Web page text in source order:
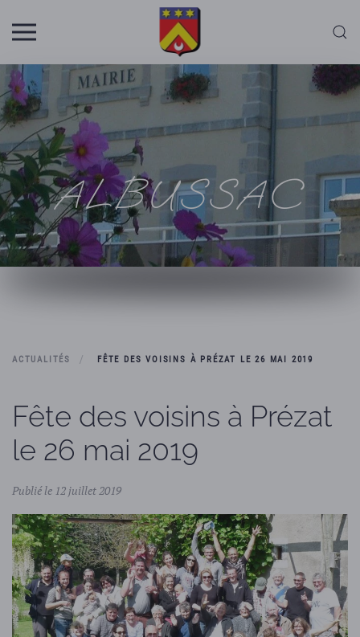
Skip to main content
ALBUSSAC
ACTUALITÉS FÊTE DES VOISINS À PRÉZAT LE 26 MAI 2019
Fête des voisins à Prézat
le 26 mai 2019
Publié le 12 juillet 2019